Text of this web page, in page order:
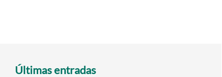
Últimas entradas